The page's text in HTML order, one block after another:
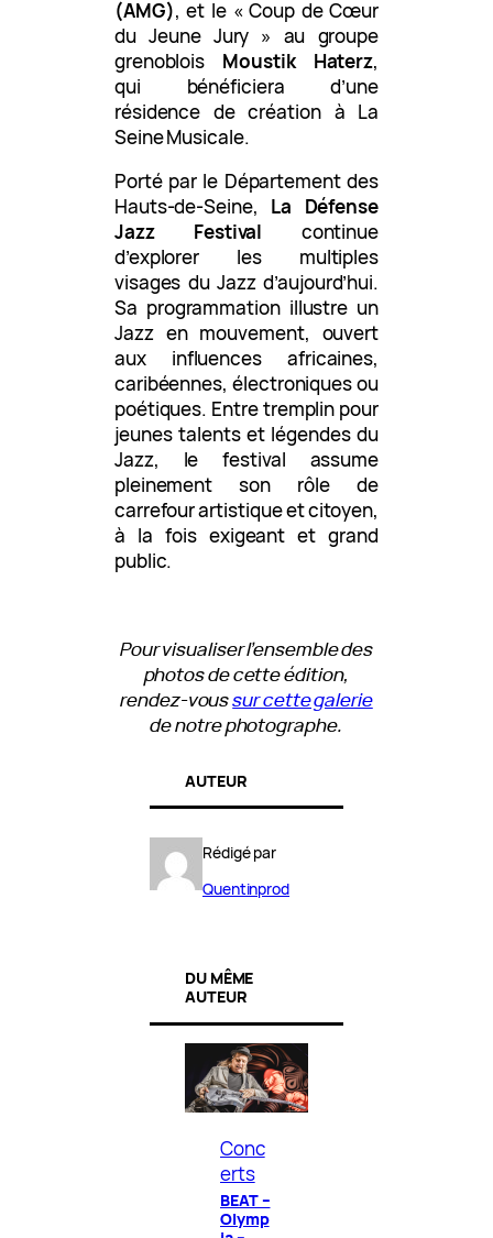
(AMG), et le « Coup de Cœur
du Jeune Jury » au groupe
grenoblois Moustik Haterz,
qui bénéficiera d’une
résidence de création à La
Seine Musicale.
Porté par le Département des
Hauts-de-Seine, La Défense
Jazz Festival continue
d’explorer les multiples
visages du Jazz d’aujourd’hui.
Sa programmation illustre un
Jazz en mouvement, ouvert
aux influences africaines,
caribéennes, électroniques ou
poétiques. Entre tremplin pour
jeunes talents et légendes du
Jazz, le festival assume
pleinement son rôle de
carrefour artistique et citoyen,
à la fois exigeant et grand
public.
Pour visualiser l’ensemble des
photos de cette édition,
rendez-voussur cette galerie
de notre photographe.
AUTEUR
Rédigé par
Quentinprod
DU MÊME
AUTEUR
Conc
erts
BEAT –
Olymp